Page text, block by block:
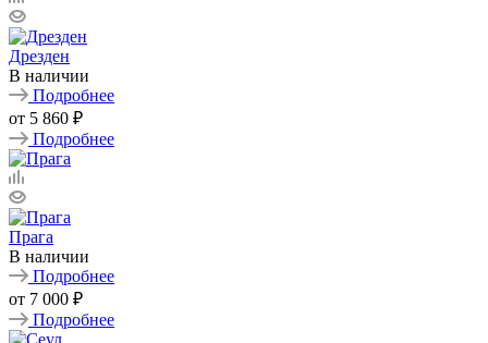
Дрезден
В наличии
Подробнее
от 5 860 ₽
Подробнее
Прага
В наличии
Подробнее
от 7 000 ₽
Подробнее